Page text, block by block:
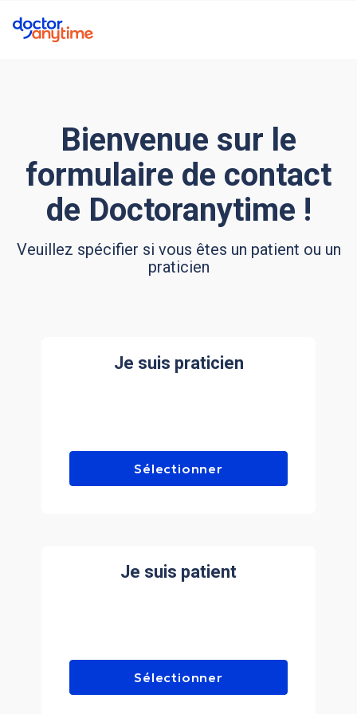
Bienvenue sur le
formulaire de contact
de Doctoranytime !
Veuillez spécifier si vous êtes un patient ou un
praticien
Je suis praticien
Sélectionner
Je suis patient
Sélectionner